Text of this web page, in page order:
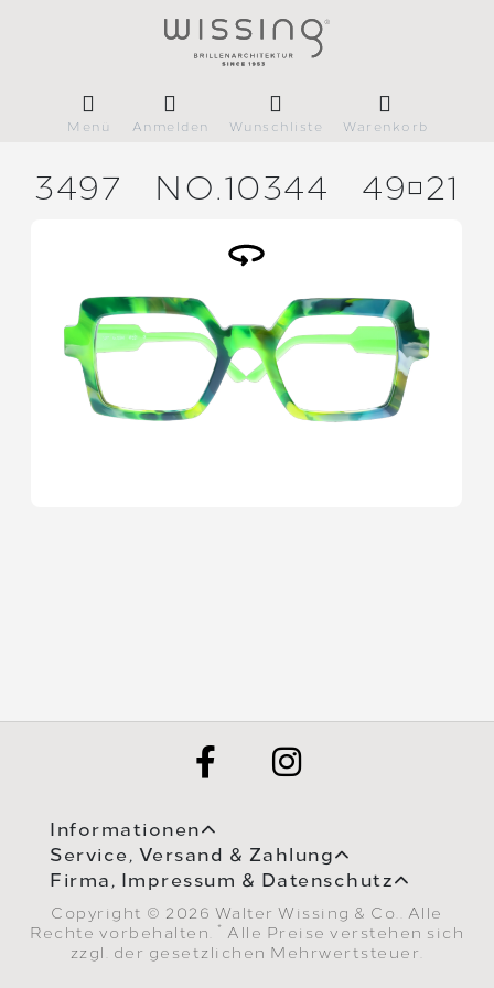
Menü Anmelden Wunschliste Warenkorb
3497 NO.10344 4921
Informationen
Service, Versand & Zahlung
Firma, Impressum & Datenschutz
Copyright © 2026 Walter Wissing & Co.. Alle
Rechte vorbehalten.
* Alle Preise verstehen sich
zzgl. der gesetzlichen Mehrwertsteuer.